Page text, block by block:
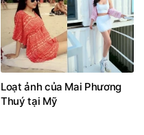
Loạt ảnh của Mai Phương
Thuý tại Mỹ